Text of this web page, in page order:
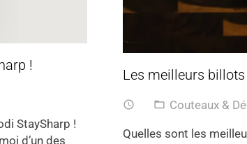
!
StaySharp !
d’un des
Les meilleurs billots
access_time folder_open Couteaux &
Quelles sont les